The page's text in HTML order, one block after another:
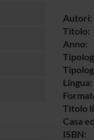
Autori:
Titolo:
Anno:
Lingua:
Titolo
Casa
ISBN: